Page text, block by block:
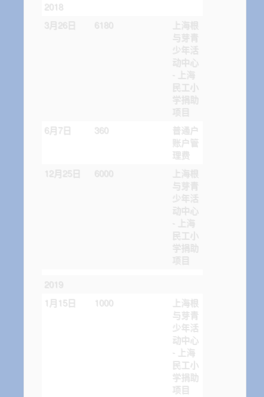
2018
上海根
与芽青
少年活
- 上海
6月7日
360
普通户
账户管
理费
上海根
与芽青
少年活
- 上海
1月15日
1000
上海根
与芽青
少年活
动中心
- 上海
民工小
学捐助
项目